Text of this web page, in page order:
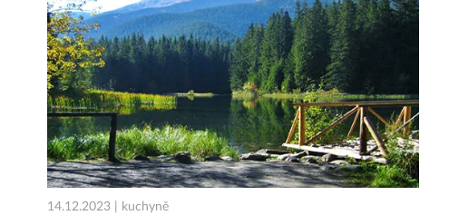
14.12.2023 | kuchyně